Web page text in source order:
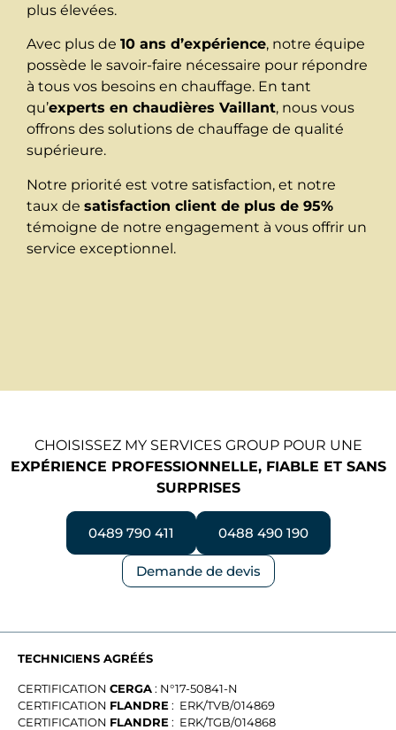
plus élevées.
Avec plus de 10 ans d’expérience, notre équipe
possède le savoir-faire nécessaire pour répondre
à tous vos besoins en chauffage. En tant
qu’experts en chaudières Vaillant, nous vous
offrons des solutions de chauffage de qualité
supérieure.
Notre priorité est votre satisfaction, et notre
taux de satisfaction client de plus de 95%
témoigne de notre engagement à vous offrir un
service exceptionnel.
CHOISISSEZ MY SERVICES GROUP POUR UNE
EXPÉRIENCE PROFESSIONNELLE, FIABLE ET SANS
SURPRISES
0489 790 411 0488 490 190
Demande de devis
TECHNICIENS AGRÉÉS
CERTIFICATION CERGA: N°17-50841-N
CERTIFICATION FLANDRE : ERK/TVB/014869
CERTIFICATION FLANDRE : ERK/TGB/014868